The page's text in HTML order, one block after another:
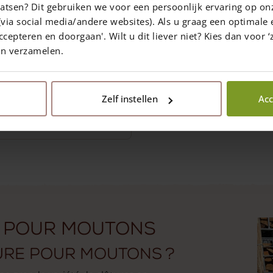
Dit gebruiken we voor een persoonlijk ervaring op
social media/andere websites). Als u graag een
en doorgaan'. Wilt u dit liever niet? Kies dan voor
verzamelen.
Zelf instellen
pour les paturages
d'un étang ou d'une
de66,50€
dans un délai de 10 jours
des options
moutons
pour moutons ?